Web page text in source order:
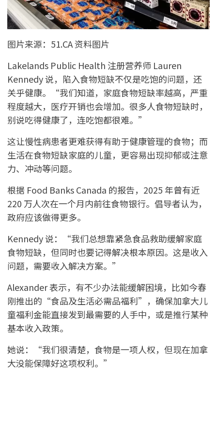
图片来源：51.CA 资料图片
Lakelands Public Health 注册营养师 Lauren
Kennedy 说，陷入食物短缺不仅是吃饱的问题，还
关乎健康。“我们知道，家庭食物短缺率越高，严重
程度越大，医疗开销也会增加。很多人食物短缺时，
别说吃得健康了，连吃饱都很难。”
这让慢性病患者更难获得有助于健康管理的食物；而
生活在食物短缺家庭的儿童，更容易出现抑郁或注意
力、冲动等问题。
根据 Food Banks Canada 的报告，2025 年曾有近
220 万人次在一个月内前往食物银行。倡导者认为，
政府应该做得更多。
Kennedy 说：“我们总想靠紧急食品救助缓解家庭
食物短缺，但同时也要记得解决根本原因。这是收入
问题，需要收入解决方案。”
Alexander 表示，有不少办法能缓解困境，比如今春
刚推出的“食品及生活必需品福利”，确保加拿大儿
童福利金能直接发到最需要的人手中，或是推行某种
基本收入政策。
她说：“我们很清楚，食物是一项人权，但现在加拿
大没能保障好这项权利。”